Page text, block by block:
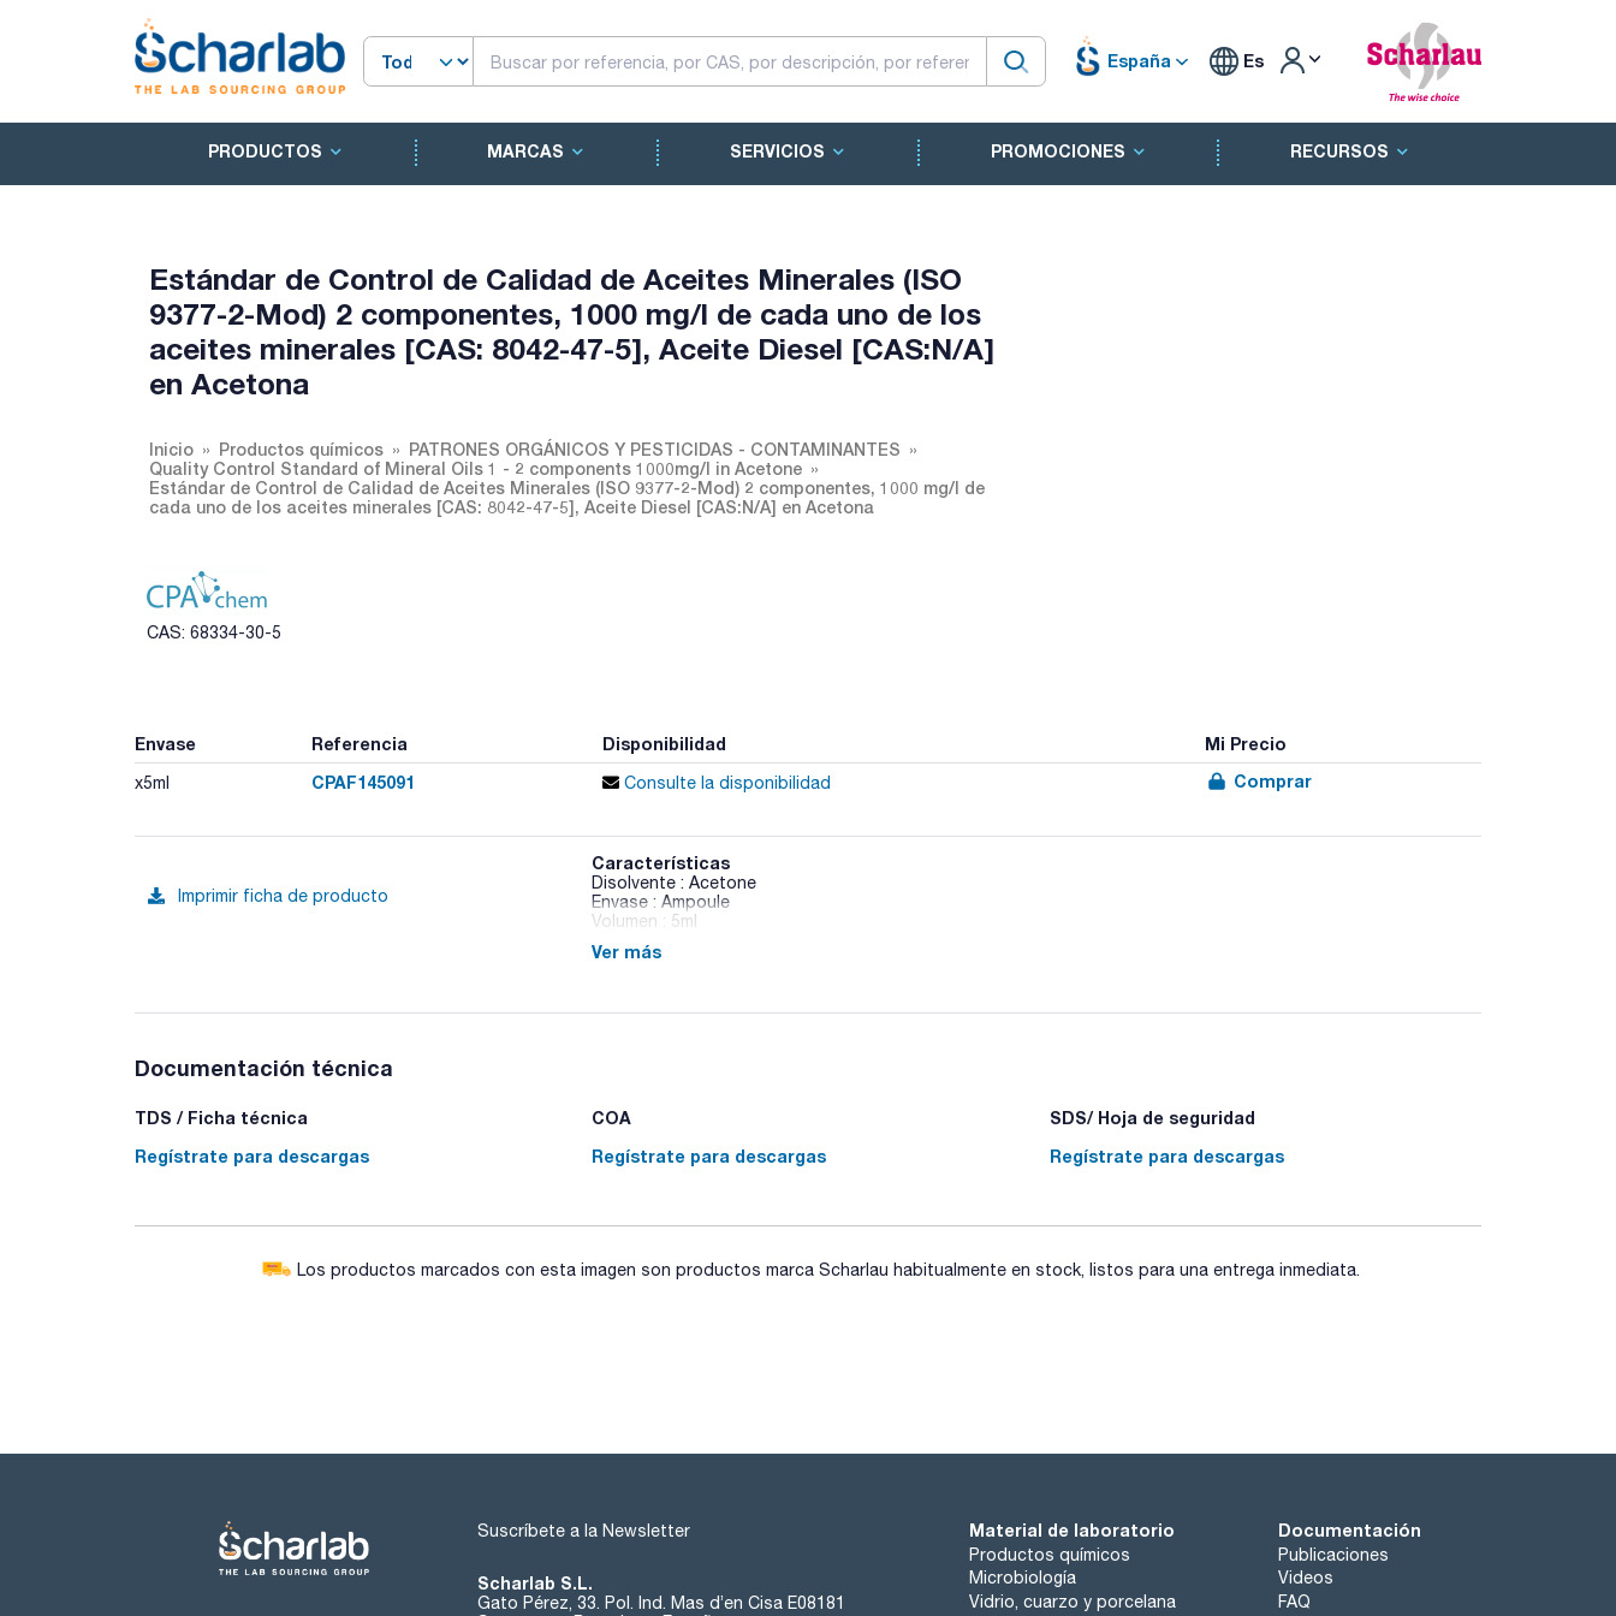
España Es
PRODUCTOS MARCAS SERVICIOS PROMOCIONES RECURSOS
Estándar de Control de Calidad de Aceites Minerales (ISO
9377-2-Mod) 2 componentes, 1000 mg/l de cada uno de los
aceites minerales [CAS: 8042-47-5], Aceite Diesel [CAS:N/A]
en Acetona
Inicio Productos químicos
PATRONES ORGÁNICOS Y PESTICIDAS - CONTAMINANTES
Quality Control Standard of Mineral Oils 1 - 2 components 1000mg/l in Acetone
Estándar de Control de Calidad de Aceites Minerales (ISO 9377-2-Mod) 2 componentes, 1000 mg/l de
cada uno de los aceites minerales [CAS: 8042-47-5], Aceite Diesel [CAS:N/A] en Acetona
CAS: 68334-30-5
Envase Referencia Disponibilidad Mi Precio
x5ml CPAF145091 Consulte la disponibilidad Comprar
Imprimir ficha de producto
Características
Disolvente : Acetone
Envase : Ampoule
Volumen : 5ml
Composition:
Ver más
Documentación técnica
TDS / Ficha técnica
Regístrate para descargas
COA
Regístrate para descargas
SDS/ Hoja de seguridad
Regístrate para descargas
Los productos marcados con esta imagen son productos marca Scharlau habitualmente en stock, listos para una entrega inmediata.
Suscríbete a la Newsletter
Scharlab S.L.
Gato Pérez, 33. Pol. Ind. Mas d’en Cisa E08181
Material de laboratorio
Productos químicos
Microbiología
Vidrio, cuarzo y porcelana
Documentación
Publicaciones
Videos
FAQ